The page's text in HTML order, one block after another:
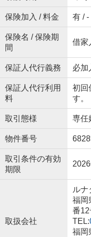
保険加入 / 料金 有 / -
保険名 / 保険期
間
借家
保証人代行義務 必加
保証人代行利用
料
初回
す。
取引態様 専任
物件番号
取引条件の有効
期限
取扱会社
ルナ
福岡
番12
TEL:
福岡